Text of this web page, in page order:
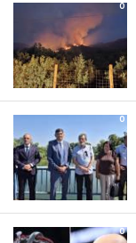
0
0
0